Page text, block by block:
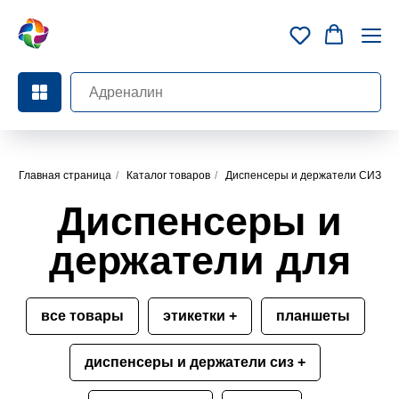
Главная страница / Каталог товаров / Диспенсеры и держатели СИЗ
держатели для
СИЗ
все товары этикетки + планшеты
диспенсеры и держатели сиз +